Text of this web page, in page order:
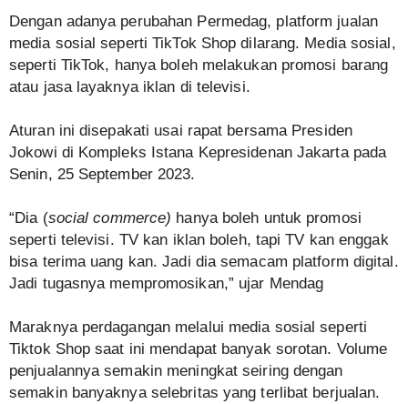
Dengan adanya perubahan Permedag, platform jualan
media sosial seperti TikTok Shop dilarang. Media sosial,
seperti TikTok, hanya boleh melakukan promosi barang
atau jasa layaknya iklan di televisi.
Aturan ini disepakati usai rapat bersama Presiden
Jokowi di Kompleks Istana Kepresidenan Jakarta pada
Senin, 25 September 2023.
“Dia (social commerce) hanya boleh untuk promosi
seperti televisi. TV kan iklan boleh, tapi TV kan enggak
bisa terima uang kan. Jadi dia semacam platform digital.
Jadi tugasnya mempromosikan,” ujar Mendag
Maraknya perdagangan melalui media sosial seperti
Tiktok Shop saat ini mendapat banyak sorotan. Volume
penjualannya semakin meningkat seiring dengan
semakin banyaknya selebritas yang terlibat berjualan.